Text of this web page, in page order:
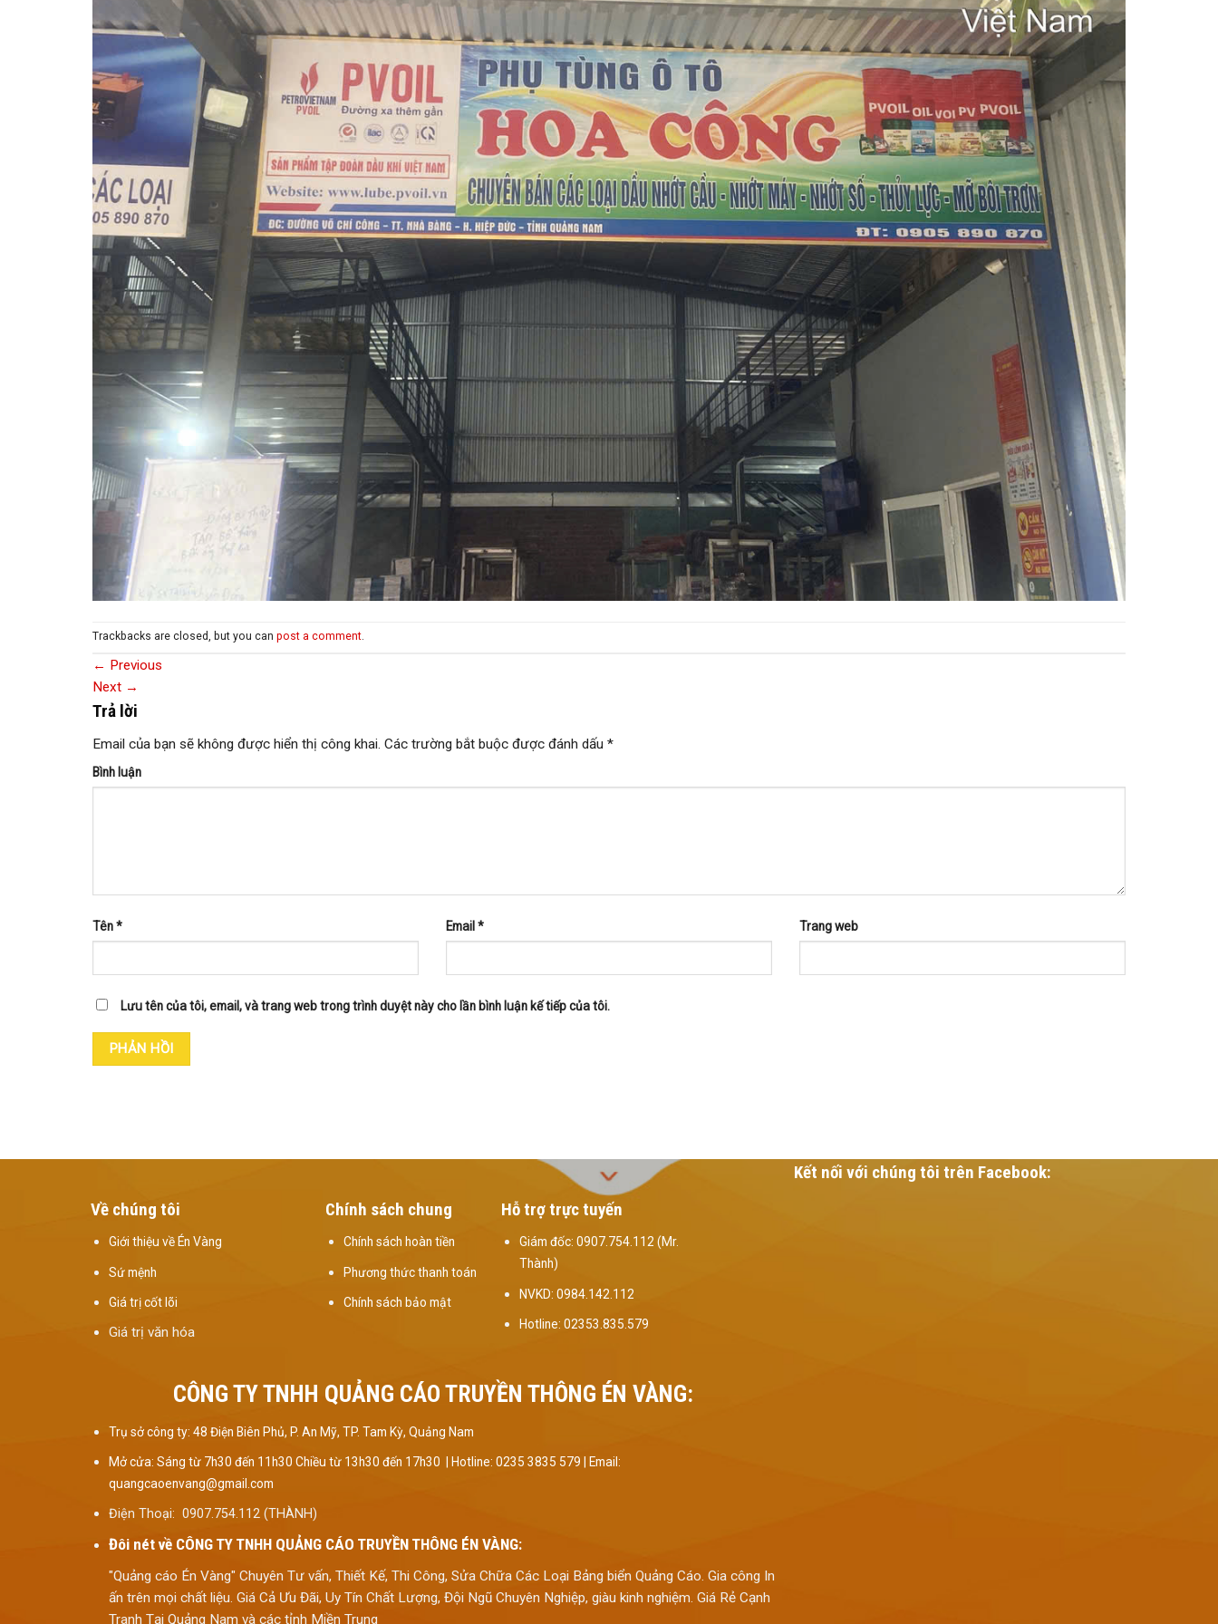
Trackbacks are closed, but you can post a comment.
← Previous
Next →
Trả lời
Email của bạn sẽ không được hiển thị công khai. Các trường bắt buộc được đánh dấu *
Bình luận
Tên* Email * Trang web
Lưu tên của tôi, email, và trang web trong trình duyệt này cho lần bình luận kế tiếp của tôi.
Về chúng tôi
Giới thiệu về Én Vàng
Sứ mệnh
Giá trị cốt lõi
Giá trị văn hóa
Chính sách chung
Chính sách hoàn tiền
Phương thức thanh toán
Chính sách bảo mật
Hỗ trợ trực tuyến
Giám đốc: 0907.754.112 (Mr.
Thành)
NVKD: 0984.142.112
Hotline: 02353.835.579
CÔNG TY TNHH QUẢNG CÁO TRUYỀN THÔNG ÉN VÀNG:
Trụ sở công ty: 48 Điện Biên Phủ, P. An Mỹ, TP. Tam Kỳ, Quảng Nam
Mở cửa: Sáng từ 7h30 đến 11h30 Chiều từ 13h30 đến 17h30 |
Hotline: 0235 3835 579 | Email:
quangcaoenvang@gmail.com
Điện Thoại: 0907.754.112 (THÀNH)
Đôi nét về CÔNG TY TNHH QUẢNG CÁO TRUYỀN THÔNG ÉN VÀNG:
"Quảng cáo Én Vàng" Chuyên Tư vấn, Thiết Kế, Thi Công, Sửa Chữa Các Loại Bảng biển Quảng Cáo. Gia công In
ấn trên mọi chất liệu. Giá Cả Ưu Đãi, Uy Tín Chất Lượng, Đội Ngũ Chuyên Nghiệp, giàu kinh nghiệm. Giá Rẻ Cạnh
Tranh Tại Quảng Nam và các tỉnh Miền Trung
Kết nối với chúng tôi trên Facebook: